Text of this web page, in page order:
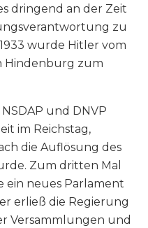
dringend an der Zeit
zu
wurde Hitler vom
Hindenburg zum
und DNVP
im Reichstag,
die Auflösung des
Zum dritten Mal
ein neues Parlament
erließ die Regierung
Versammlungen und